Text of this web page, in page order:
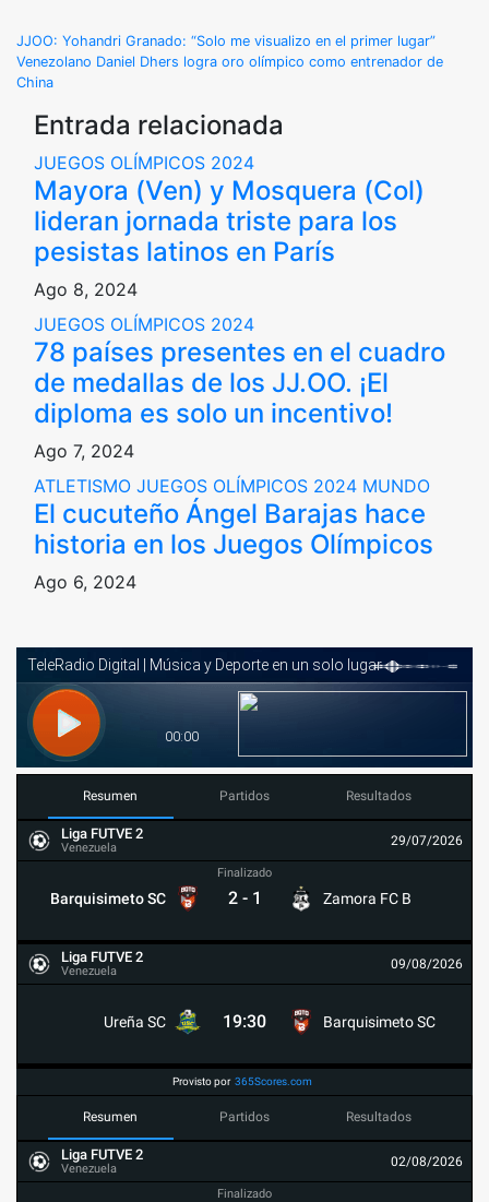
Navegación
de
entradas
JJOO: Yohandri Granado: “Solo me visualizo en el primer lugar”
Venezolano Daniel Dhers logra oro olímpico como entrenador de
China
Entrada relacionada
JUEGOS OLÍMPICOS 2024
Mayora (Ven) y Mosquera (Col)
lideran jornada triste para los
pesistas latinos en París
Ago 8, 2024
JUEGOS OLÍMPICOS 2024
78 países presentes en el cuadro
de medallas de los JJ.OO. ¡El
diploma es solo un incentivo!
Ago 7, 2024
ATLETISMO JUEGOS OLÍMPICOS 2024 MUNDO
El cucuteño Ángel Barajas hace
historia en los Juegos Olímpicos
Ago 6, 2024
Resumen Partidos Resultados
Liga FUTVE 2
Venezuela 29/07/2026
Barquisimeto SC
Finalizado
2 - 1 Zamora FC B
Liga FUTVE 2
Venezuela 09/08/2026
Ureña SC 19:30 Barquisimeto SC
Provisto por 365Scores.com
Resumen Partidos Resultados
Liga FUTVE 2
Venezuela 02/08/2026
Finalizado